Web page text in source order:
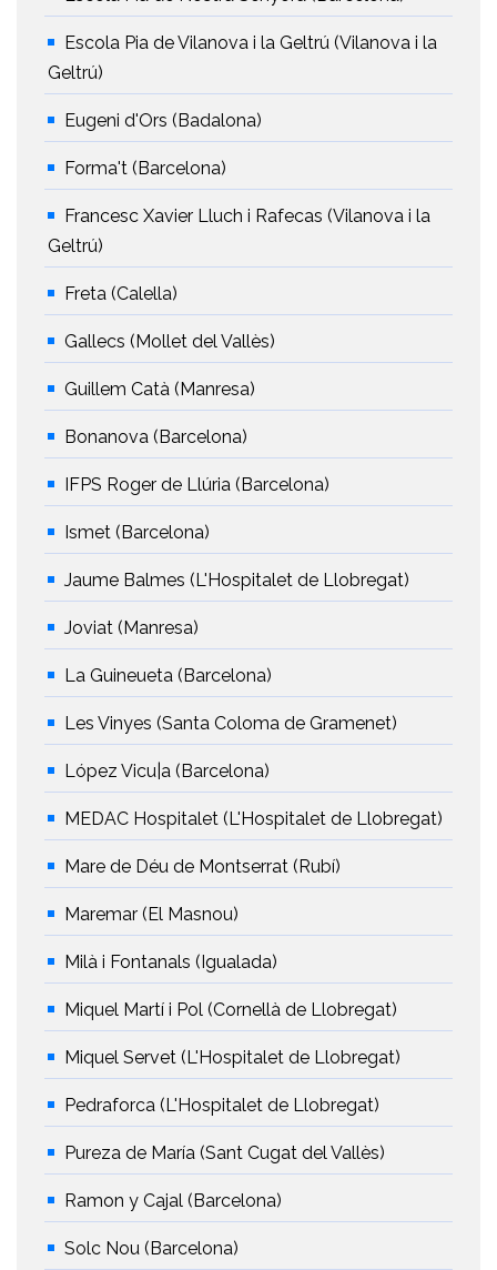
Escola Pia de Vilanova i la Geltrú (Vilanova i la
Geltrú)
Eugeni d'Ors (Badalona)
Forma't (Barcelona)
Francesc Xavier Lluch i Rafecas (Vilanova i la
Geltrú)
Freta (Calella)
Gallecs (Mollet del Vallès)
Guillem Catà (Manresa)
Bonanova (Barcelona)
IFPS Roger de Llúria (Barcelona)
Ismet (Barcelona)
Jaume Balmes (L'Hospitalet de Llobregat)
Joviat (Manresa)
La Guineueta (Barcelona)
Les Vinyes (Santa Coloma de Gramenet)
López Vicu|a (Barcelona)
MEDAC Hospitalet (L'Hospitalet de Llobregat)
Mare de Déu de Montserrat (Rubí)
Maremar (El Masnou)
Milà i Fontanals (Igualada)
Miquel Martí i Pol (Cornellà de Llobregat)
Miquel Servet (L'Hospitalet de Llobregat)
Pedraforca (L'Hospitalet de Llobregat)
Pureza de María (Sant Cugat del Vallès)
Ramon y Cajal (Barcelona)
Solc Nou (Barcelona)